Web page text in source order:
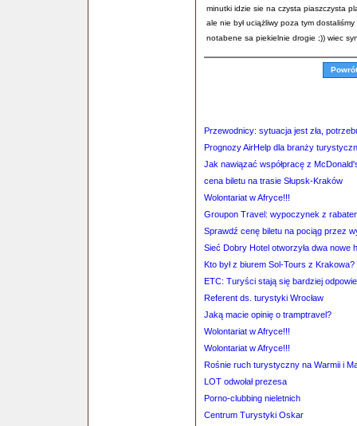
minutki idzie sie na czysta piaszczysta
ale nie był uciążliwy poza tym
notabene sa piekielnie drogie ;)) wiec
Przewodnicy: sytuacja jest zła,
Prognozy AirHelp dla branży
Jak nawiązać współpracę z
cena biletu na trasie Słupsk-Kraków
Wolontariat w Afryce!!!
Groupon Travel: wypoczynek z
Sprawdź cenę biletu na pociąg przez
Sieć Dobry Hotel otworzyła dwa nowe
Kto był z biurem Sol-Tours z Krakowa?
ETC: Turyści stają się bardziej
Referent ds. turystyki Wrocław
Jaką macie opinię o tramptravel?
Wolontariat w Afryce!!!
Wolontariat w Afryce!!!
Rośnie ruch turystyczny na Warmii i
LOT odwołał prezesa
Porno-clubbing nieletnich
Centrum Turystyki Oskar